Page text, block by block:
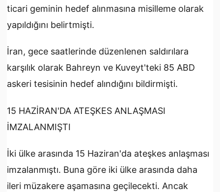
ticari geminin hedef alınmasına misilleme olarak
yapıldığını belirtmişti.
İran, gece saatlerinde düzenlenen saldırılara
karşılık olarak Bahreyn ve Kuveyt'teki 85 ABD
askeri tesisinin hedef alındığını bildirmişti.
15 HAZİRAN'DA ATEŞKES ANLAŞMASI
İMZALANMIŞTI
İki ülke arasında 15 Haziran'da ateşkes anlaşması
imzalanmıştı. Buna göre iki ülke arasında daha
ileri müzakere aşamasına geçilecekti. Ancak